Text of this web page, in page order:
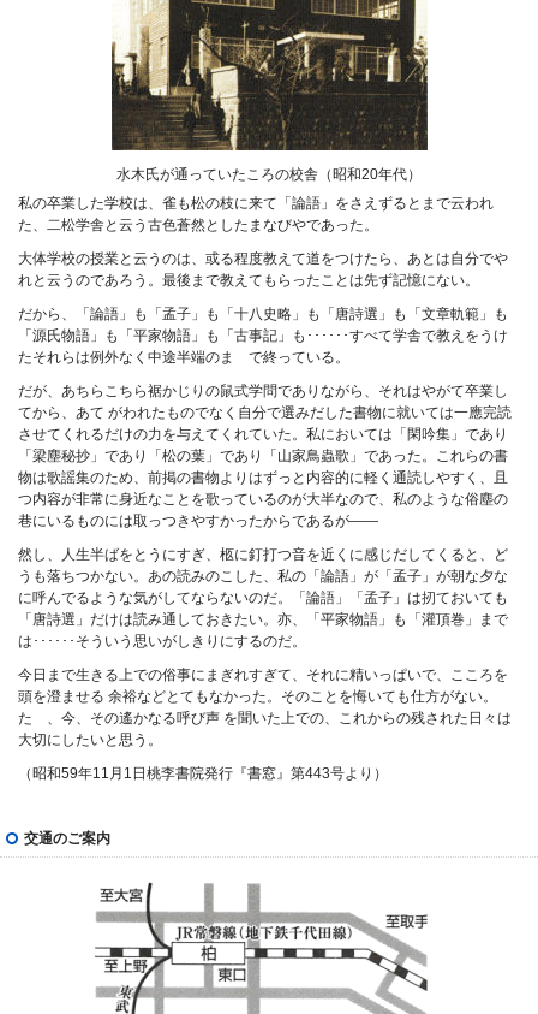
水木氏が通っていたころの校舎（昭和20年代）
私の卒業した学校は、雀も松の枝に来て「論語」をさえずるとまで云われ
た、二松学舎と云う古色蒼然としたまなびやであった。
大体学校の授業と云うのは、或る程度教えて道をつけたら、あとは自分でや
れと云うのであろう。最後まで教えてもらったことは先ず記憶にない。
だから、「論語」も「孟子」も「十八史略」も「唐詩選」も「文章軌範」も
「源氏物語」も「平家物語」も「古事記」も･･････すべて学舎で教えをうけ
たそれらは例外なく中途半端のまゝで終っている。
だが、あちらこちら裾かじりの鼠式学問でありながら、それはやがて卒業し
てから、あて がわれたものでなく自分で選みだした書物に就いては一應完読
させてくれるだけの力を与えてくれていた。私においては「閑吟集」であり
「梁塵秘抄」であり「松の葉」であり「山家鳥蟲歌」であった。これらの書
物は歌謡集のため、前掲の書物よりはずっと内容的に軽く通読しやすく、且
つ内容が非常に身近なことを歌っているのが大半なので、私のような俗塵の
巷にいるものには取っつきやすかったからであるが――
然し、人生半ばをとうにすぎ、柩に釘打つ音を近くに感じだしてくると、ど
うも落ちつかない。あの読みのこした、私の「論語」が「孟子」が朝な夕な
に呼んでるような気がしてならないのだ。「論語」「孟子」は扨ておいても
「唐詩選」だけは読み通しておきたい。亦、「平家物語」も「灌頂巻」まで
は･･････そういう思いがしきりにするのだ。
今日まで生きる上での俗事にまぎれすぎて、それに精いっぱいで、こころを
頭を澄ませる 余裕などとてもなかった。そのことを悔いても仕方がない。
たゞ、今、その遙かなる呼び声 を聞いた上での、これからの残された日々は
大切にしたいと思う。
（昭和59年11月1日桃李書院発行『書窓』第443号より）
交通のご案内